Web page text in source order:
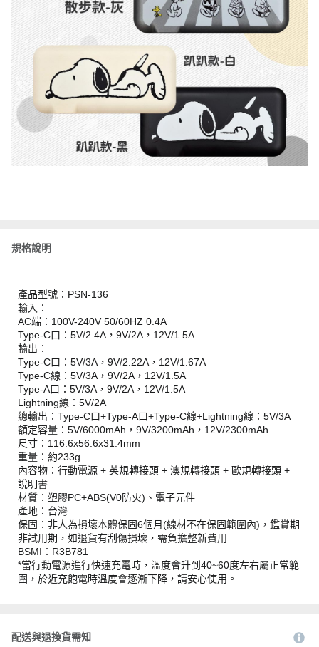
規格說明
產品型號：PSN-136
輸入：
AC端：100V-240V 50/60HZ 0.4A
Type-C口：5V/2.4A，9V/2A，12V/1.5A
輸出：
Type-C口：5V/3A，9V/2.22A，12V/1.67A
Type-C線：5V/3A，9V/2A，12V/1.5A
Type-A口：5V/3A，9V/2A，12V/1.5A
Lightning線：5V/2A
總輸出：Type-C口+Type-A口+Type-C線+Lightning線：5V/3A
額定容量：5V/6000mAh，9V/3200mAh，12V/2300mAh
尺寸：116.6x56.6x31.4mm
重量：約233g
內容物：行動電源 + 英規轉接頭 + 澳規轉接頭 + 歐規轉接頭 +
說明書
材質：塑膠PC+ABS(V0防火)、電子元件
產地：台灣
保固：非人為損壞本體保固6個月(線材不在保固範圍內)，鑑賞期
非試用期，如退貨有刮傷損壞，需負擔整新費用
BSMI：R3B781
*當行動電源進行快速充電時，溫度會升到40~60度左右屬正常範
圍，於近充飽電時溫度會逐漸下降，請安心使用。
配送與退換貨需知